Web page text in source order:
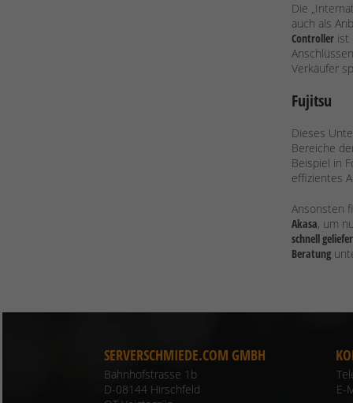
Die
auch als
Controllerist
Verkäufer
Fujitsu
Dieses
Bereiche
Beispiel in
effizientes
Ansonsten
Akasa, um
schnell
Beratung
SERVERSCHMIEDE.COM GMBH
Bahnhofstrasse 1b
D-08144 Hirschfeld
E-